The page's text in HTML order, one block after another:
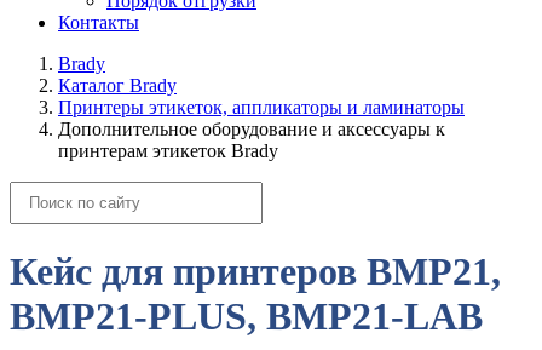
Контакты
Brady
Каталог Brady
Принтеры этикеток, аппликаторы и ламинаторы
Дополнительное оборудование и аксессуары к
принтерам этикеток Brady
Кейс для принтеров BMP21,
BMP21-PLUS, BMP21-LAB